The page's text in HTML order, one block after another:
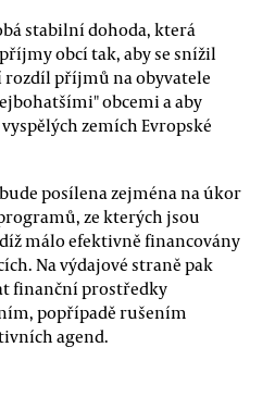
stabilní dohoda, která
obcí tak, aby se snížil
příjmů na obyvatele
obcemi a aby
zemích Evropské
posílena zejména na úkor
ze kterých jsou
málo efektivně financovány
Na výdajové straně pak
finanční prostředky
popřípadě rušením
agend.